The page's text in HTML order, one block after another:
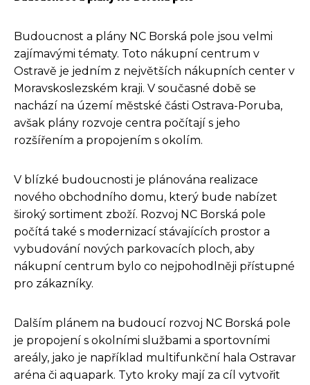
Budoucnost a plány NC Borská pole jsou velmi
zajímavými tématy. Toto nákupní centrum v
Ostravě je jedním z největších nákupních center v
Moravskoslezském kraji. V současné době se
nachází na území městské části Ostrava-Poruba,
avšak plány rozvoje centra počítají s jeho
rozšířením a propojením s okolím.
V blízké budoucnosti je plánována realizace
nového obchodního domu, který bude nabízet
široký sortiment zboží. Rozvoj NC Borská pole
počítá také s modernizací stávajících prostor a
vybudování nových parkovacích ploch, aby
nákupní centrum bylo co nejpohodlněji přístupné
pro zákazníky.
Dalším plánem na budoucí rozvoj NC Borská pole
je propojení s okolními službami a sportovními
areály, jako je například multifunkční hala Ostravar
aréna či aquapark. Tyto kroky mají za cíl vytvořit